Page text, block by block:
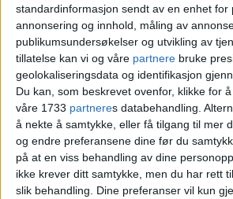
standardinformasjon sendt av en enhet for
annonsering og innhold, måling av
publikumsundersøkelser og utvikling av
tillatelse kan vi og våre partnere bruke
geolokaliseringsdata og identifikasjon
Du kan, som beskrevet ovenfor, klikke for
våre 1733 partneres databehandling.
å nekte å samtykke, eller få tilgang til mer
og endre preferansene dine før du
på at en viss behandling av dine
ikke krever ditt samtykke, men du har rett
slik behandling. Dine preferanser vil kun